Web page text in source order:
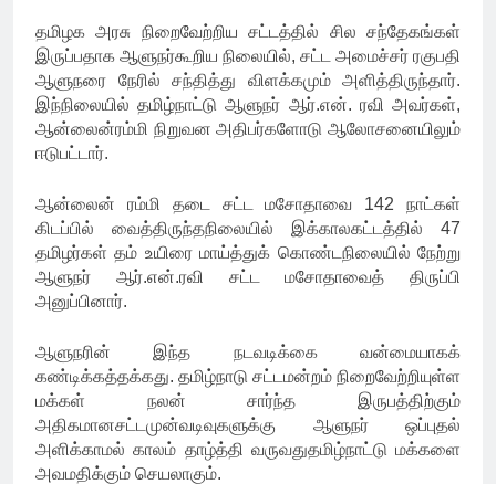
தமிழக அரசு நிறைவேற்றிய சட்டத்தில் சில சந்தேகங்கள்
இருப்பதாக ஆளுநர்கூறிய நிலையில், சட்ட அமைச்சர் ரகுபதி
ஆளுநரை நேரில் சந்தித்து விளக்கமும் அளித்திருந்தார்.
இந்நிலையில் தமிழ்நாட்டு ஆளுநர் ஆர்.என். ரவி அவர்கள்,
ஆன்லைன்ரம்மி நிறுவன அதிபர்களோடு ஆலோசனையிலும்
ஈடுபட்டார்.
ஆன்லைன் ரம்மி தடை சட்ட மசோதாவை 142 நாட்கள்
கிடப்பில் வைத்திருந்தநிலையில் இக்காலகட்டத்தில் 47
தமிழர்கள் தம் உயிரை மாய்த்துக் கொண்டநிலையில் நேற்று
ஆளுநர் ஆர்.என்.ரவி சட்ட மசோதாவைத் திருப்பி
அனுப்பினார்.
ஆளுநரின் இந்த நடவடிக்கை வன்மையாகக்
கண்டிக்கத்தக்கது. தமிழ்நாடு சட்டமன்றம் நிறைவேற்றியுள்ள
மக்கள் நலன் சார்ந்த இருபத்திற்கும்
அதிகமானசட்டமுன்வடிவுகளுக்கு ஆளுநர் ஒப்புதல்
அளிக்காமல் காலம் தாழ்த்தி வருவதுதமிழ்நாட்டு மக்களை
அவமதிக்கும் செயலாகும்.